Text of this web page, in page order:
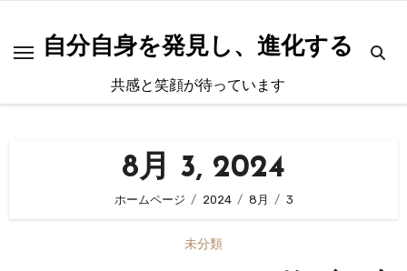
自分自身を発見し、進化する
共感と笑顔が待っています
8月 3, 2024
ホームページ 2024 8月 3
未分類